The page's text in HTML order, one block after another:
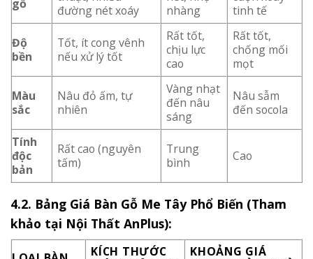
gỗ
đường nét xoáy
nhàng
tinh tế
Độ
bền
Tốt, ít cong vênh
nếu xử lý tốt
Rất tốt,
chịu lực
cao
Rất tốt,
chống mối
mọt
Màu
sắc
Nâu đỏ ấm, tự
nhiên
Vàng nhạt
đến nâu
sáng
Nâu sẫm
đến socola
Tính
độc
bản
Rất cao (nguyên
tấm)
Trung
bình
Cao
4.2. Bảng Giá Bàn Gỗ Me Tây Phổ Biến (Tham
khảo tại Nội Thất AnPlus):
KÍCH THƯỚC
KHOẢNG GIÁ